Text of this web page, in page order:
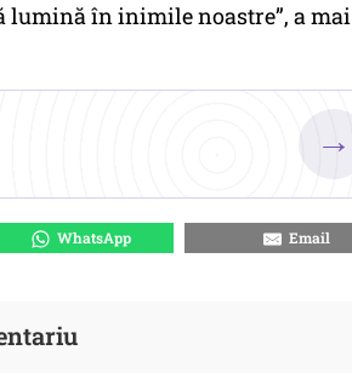
lumină în inimile noastre”, a mai
→
WhatsApp Email